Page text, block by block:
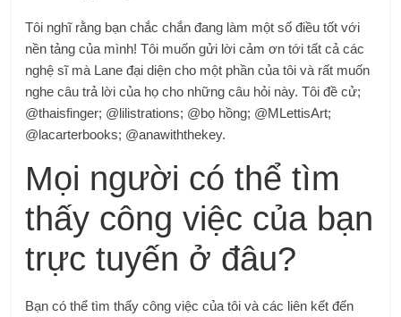
Tôi nghĩ rằng bạn chắc chắn đang làm một số điều tốt với
nền tảng của mình! Tôi muốn gửi lời cảm ơn tới tất cả các
nghệ sĩ mà Lane đại diện cho một phần của tôi và rất muốn
nghe câu trả lời của họ cho những câu hỏi này. Tôi đề cử;
@thaisfinger; @lilistrations; @bọ hồng; @MLettisArt;
@lacarterbooks; @anawiththekey.
Mọi người có thể tìm
thấy công việc của bạn
trực tuyến ở đâu?
Bạn có thể tìm thấy công việc của tôi và các liên kết đến